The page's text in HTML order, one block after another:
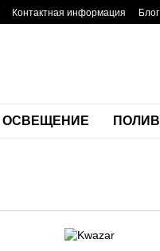
Контактная информация Блог
ОСВЕЩЕНИЕ ПОЛИВ